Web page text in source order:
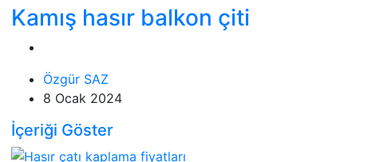
Kamış hasır balkon çiti
Özgür SAZ
8 Ocak 2024
İçeriği Göster